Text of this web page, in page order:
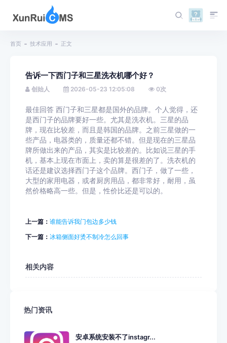
首页 技术应用 正文
告诉一下西门子和三星洗衣机哪个好？
创始人 2026-05-23 12:05:08 0次
最佳回答 西门子和三星都是国外的品牌。个人觉得，还
是西门子的品牌要好一些。尤其是洗衣机。三星的品
牌，现在比较差，而且是韩国的品牌。之前三星做的一
些产品，电器类的，质量还都不错。但是现在的三星品
牌所做出来的产品，其实是比较差的。比如说三星的手
机，基本上现在市面上，卖的算是很差的了。洗衣机的
话还是建议选择西门子这个品牌。西门子，做了一些，
大型的家用电器，或者厨房用品，都非常好，耐用，虽
然价格略高一些。但是，性价比还是可以的。
上一篇： 谁能告诉我门包边多少钱
下一篇： 冰箱侧面好烫不制冷怎么回事
相关内容
热门资讯
安卓系统安装不了instagr...